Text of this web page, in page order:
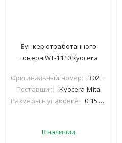
Бункер отработанного
тонера WT-1110 Kyocera
Оригинальный номер:
302M293030
Поставщик:
Kyocera-Mita
Размеры в упаковке:
0.15 м×0.06 м×0.22 м
В наличии